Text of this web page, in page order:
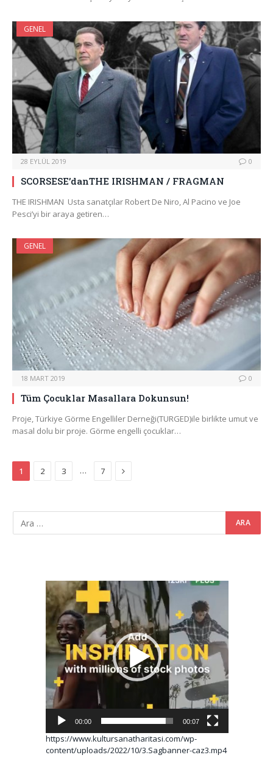
GENEL
28 EYLÜL 2019 0
SCORSESE’danTHE IRISHMAN / FRAGMAN
THE IRISHMAN Usta sanatçılar Robert De Niro, Al Pacino ve Joe
Pesci’yi bir araya getiren…
GENEL
18 MART 2019 0
Tüm Çocuklar Masallara Dokunsun!
Proje, Türkiye Görme Engelliler Derneği(TURGED)ile birlikte umut ve
masal dolu bir proje. Görme engelli çocuklar…
1 2 3 … 7 Next
Video
oynatıcı
00:00 00:07
https://www.kultursanatharitasi.com/wp-
content/uploads/2022/10/3.Sagbanner-caz3.mp4